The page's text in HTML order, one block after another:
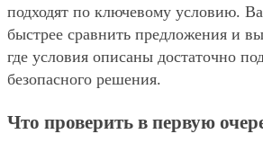
подходят по ключевому условию.
быстрее сравнить предложения и
где условия описаны достаточно
безопасного решения.
Что проверить в первую